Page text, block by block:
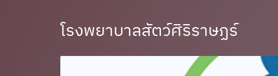
โรงพยาบาลสัตว์ศิริราษฏร์